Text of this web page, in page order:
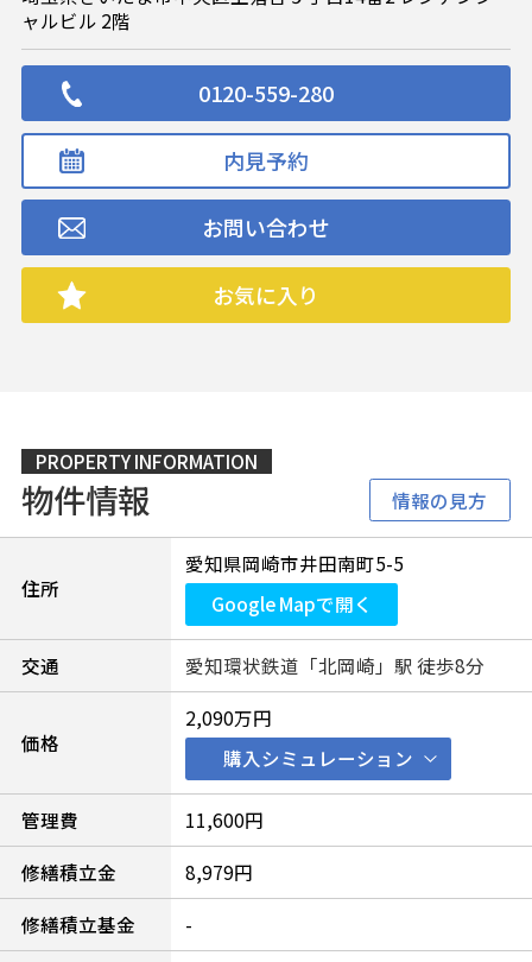
ャルビル 2階
0120-559-280
内見予約
お問い合わせ
お気に入り
PROPERTY INFORMATION
物件情報 情報の見方
住所
愛知県岡崎市井田南町5-5
Google Mapで開く
交通 愛知環状鉄道「北岡崎」駅 徒歩8分
価格
2,090万円
購入シミュレーション
管理費
11,600円
修繕積立金
8,979円
修繕積立基金
-